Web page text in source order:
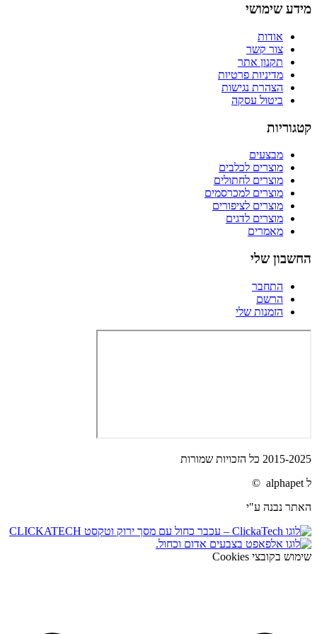
מידע שימושי
אודות
צור קשר
תקנון אתר
מדיניות פרטיות
הצהרת נגישות
ביטול עסקה
קטגוריות
מבצעים
מוצרים לכלבים
מוצרים לחתולים
מוצרים למכרסמים
מוצרים לציפורים
מוצרים לדגים
מאמרים
החשבון שלי
התחבר
הרשם
הזמנות שלי
2015-2025 כל הזכויות שמורות
ל alphapet ©
האתר נבנה ע"י
שימוש בקובצי Cookies